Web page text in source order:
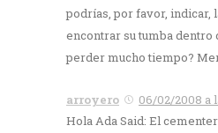
podrías, por favor, indicar,
encontrar su tumba
perder mucho tiempo?
arroyero
06/02/2008 a
Hola Ada Said: El